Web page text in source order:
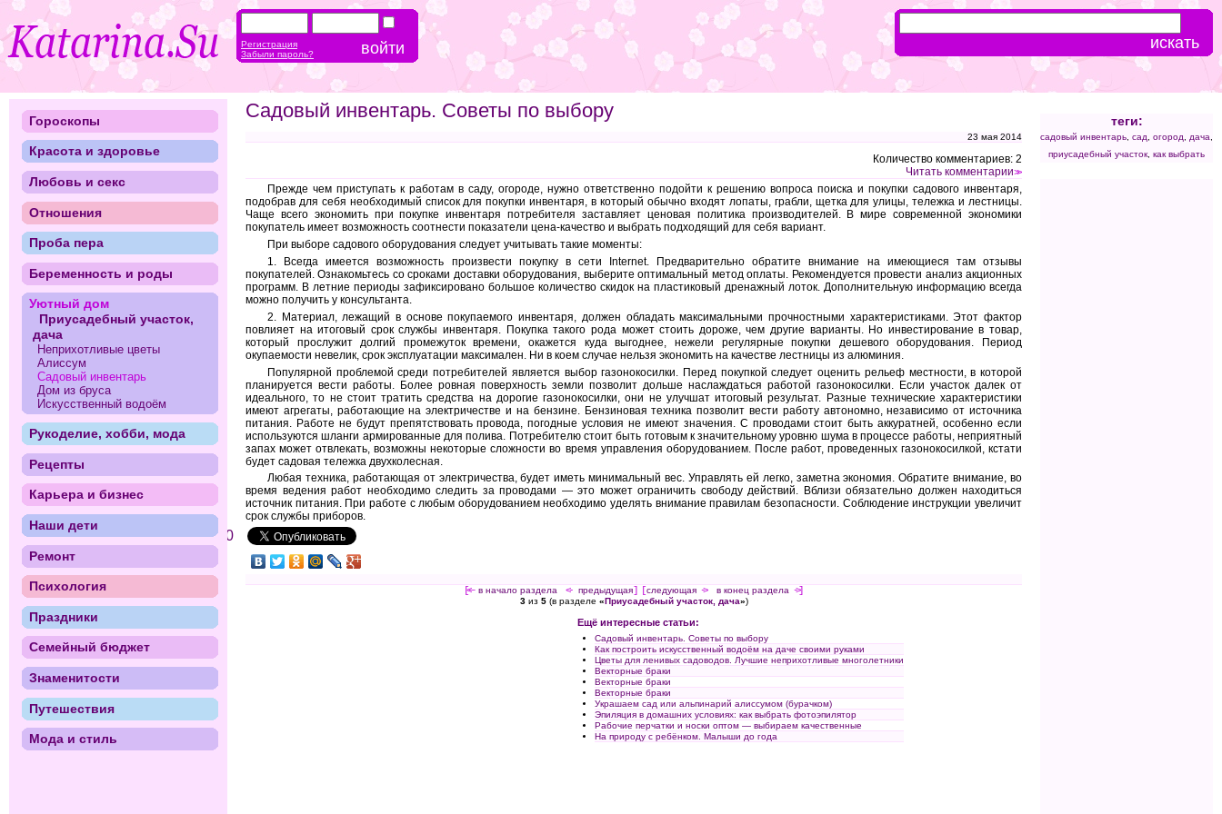
Садовый инвентарь. Советы по выбору
23 мая 2014
Количество комментариев: 2
Читать комментарии>>
Прежде чем приступать к работам в саду, огороде, нужно ответственно подойти к решению вопроса поиска и покупки садового инвентаря,
подобрав для себя необходимый список для покупки инвентаря, в который обычно входят лопаты, грабли, щетка для улицы, тележка и лестницы.
Чаще всего экономить при покупке инвентаря потребителя заставляет ценовая политика производителей. В мире современной экономики
покупатель имеет возможность соотнести показатели цена-качество и выбрать подходящий для себя вариант.
При выборе садового оборудования следует учитывать такие моменты:
1. Всегда имеется возможность произвести покупку в сети Internet. Предварительно обратите внимание на имеющиеся там отзывы
покупателей. Ознакомьтесь со сроками доставки оборудования, выберите оптимальный метод оплаты. Рекомендуется провести анализ акционных
программ. В летние периоды зафиксировано большое количество скидок на пластиковый дренажный лоток. Дополнительную информацию всегда
можно получить у консультанта.
2. Материал, лежащий в основе покупаемого инвентаря, должен обладать максимальными прочностными характеристиками. Этот фактор
повлияет на итоговый срок службы инвентаря. Покупка такого рода может стоить дороже, чем другие варианты. Но инвестирование в товар,
который прослужит долгий промежуток времени, окажется куда выгоднее, нежели регулярные покупки дешевого оборудования. Период
окупаемости невелик, срок эксплуатации максимален. Ни в коем случае нельзя экономить на качестве лестницы из алюминия.
Популярной проблемой среди потребителей является выбор газонокосилки. Перед покупкой следует оценить рельеф местности, в которой
планируется вести работы. Более ровная поверхность земли позволит дольше наслаждаться работой газонокосилки. Если участок далек от
идеального, то не стоит тратить средства на дорогие газонокосилки, они не улучшат итоговый результат. Разные технические характеристики
имеют агрегаты, работающие на электричестве и на бензине. Бензиновая техника позволит вести работу автономно, независимо от источника
питания. Работе не будут препятствовать провода, погодные условия не имеют значения. С проводами стоит быть аккуратней, особенно если
используются шланги армированные для полива. Потребителю стоит быть готовым к значительному уровню шума в процессе работы, неприятный
запах может отвлекать, возможны некоторые сложности во время управления оборудованием. После работ, проведенных газонокосилкой, кстати
будет садовая тележка двухколесная.
Любая техника, работающая от электричества, будет иметь минимальный вес. Управлять ей легко, заметна экономия. Обратите внимание, во
время ведения работ необходимо следить за проводами — это может ограничить свободу действий. Вблизи обязательно должен находиться
источник питания. При работе с любым оборудованием необходимо уделять внимание правилам безопасности. Соблюдение инструкции увеличит
срок службы приборов.
0
[<— в начало раздела <- предыдущая] [ следующая -> в конец раздела ->]
3из 5(в разделе «Приусадебный участок, дача»)
Ещё интересные статьи:
Садовый инвентарь. Советы по выбору
Как построить искусственный водоём на даче своими руками
Цветы для ленивых садоводов. Лучшие неприхотливые многолетники
Векторные браки
Векторные браки
Векторные браки
Украшаем сад или альпинарий алиссумом (бурачком)
Эпиляция в домашних условиях: как выбрать фотоэпилятор
Рабочие перчатки и носки оптом — выбираем качественные
На природу с ребёнком. Малыши до года
Гороскопы
Красота и здоровье
Любовь и секс
Отношения
Проба пера
Беременность и роды
Уютный дом
Приусадебный участок,
дача
Неприхотливые цветы
Алиссум
Садовый инвентарь
Дом из бруса
Искусственный водоём
Рукоделие, хобби, мода
Рецепты
Карьера и бизнес
Наши дети
Ремонт
Психология
Праздники
Семейный бюджет
Знаменитости
Путешествия
Мода и стиль
теги:
садовый инвентарь сад огород дача
приусадебный участок как выбрать
Регистрация
Забыли пароль?